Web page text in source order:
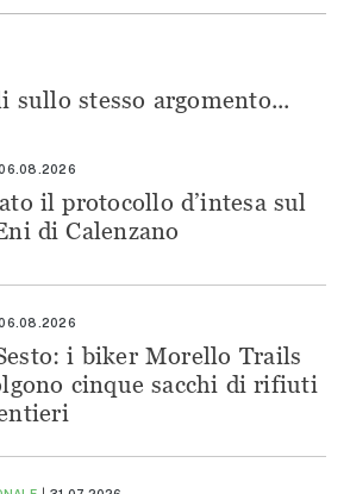
stesso argomento...
il protocollo d’intesa sul
di Calenzano
i biker Morello Trails
cinque sacchi di rifiuti